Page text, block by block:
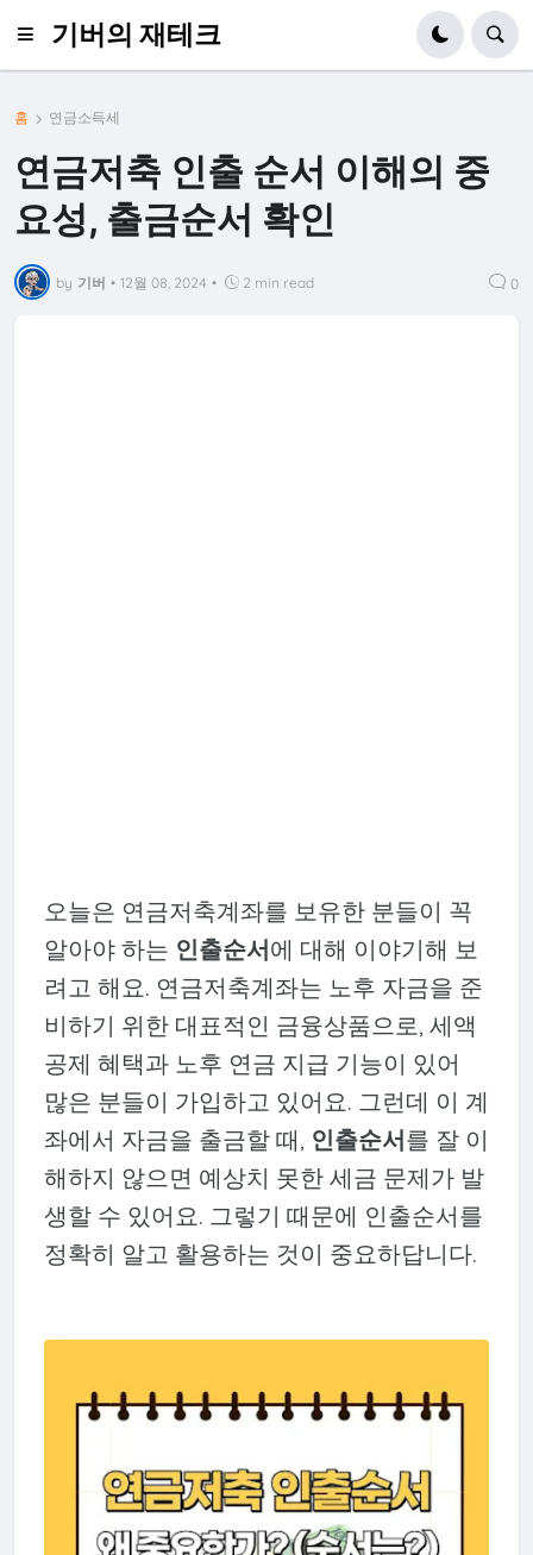
기버의 재테크
홈 연금소득세
연금저축 인출 순서 이해의 중
요성, 출금순서 확인
by 기버 • 12월 08, 2024 • 2 min read 0
오늘은 연금저축계좌를 보유한 분들이 꼭
알아야 하는 인출순서에 대해 이야기해 보
려고 해요. 연금저축계좌는 노후 자금을 준
비하기 위한 대표적인 금융상품으로, 세액
공제 혜택과 노후 연금 지급 기능이 있어
많은 분들이 가입하고 있어요. 그런데 이 계
좌에서 자금을 출금할 때, 인출순서를 잘 이
해하지 않으면 예상치 못한 세금 문제가 발
생할 수 있어요. 그렇기 때문에 인출순서를
정확히 알고 활용하는 것이 중요하답니다.